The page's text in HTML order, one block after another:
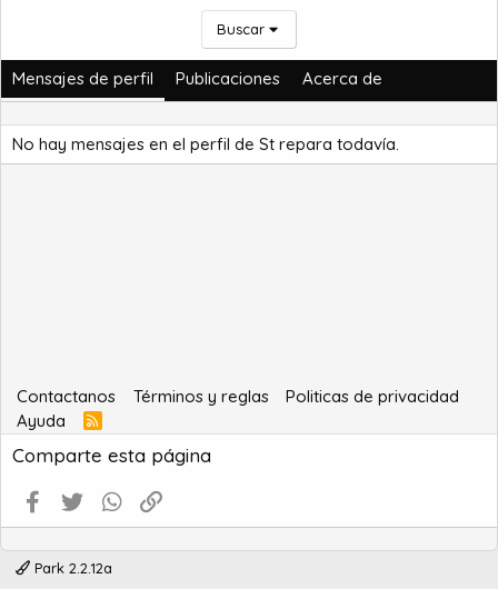
Buscar
Mensajes de perfil Publicaciones Acerca de
No hay mensajes en el perfil de St repara todavía.
Contactanos Términos y reglas
Politicas de privacidad
Ayuda
R
S
S
Comparte esta página
Facebook
Twitter WhatsApp
Park 2.2.12a